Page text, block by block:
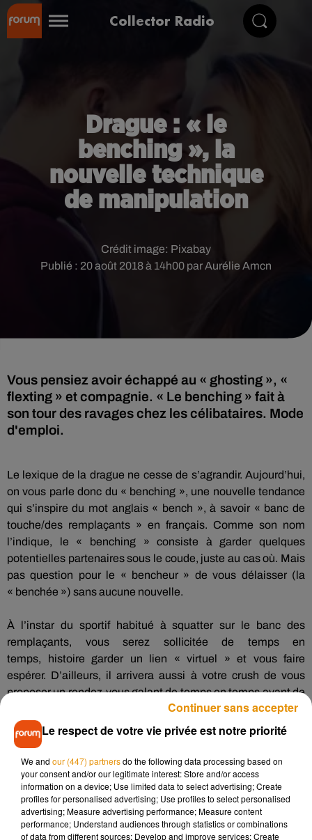
Collector Radio
Drague : « le
benching », la
nouvelle technique
de manipulation
Publié : 20 août 2018 à 14h00 par Aurélie Amcn
Crédit image: Pixabay
Vous pensiez avoir échappé au « ghosting », «
flexting » et compagnie. « Le benching » fait à
son tour des ravages chez les célibataires. Mode
d'emploi.
Le lexique de la drague ne cesse de s’agrandir. Aujourd’hui,
on vous parle donc du « benching », une nouvelle tendance
qui s’inspire du mot anglais « bench », à savoir « banc de
touche/des remplaçants » en français. Comme son nom
l’indique, le «
benching
» consiste à garder quelques
potentielles partenaires sous le coude, juste au cas où. Mais
pas question pour le « bencheur » de vous délaisser (la
« benchée ») sans aucune nouvelle.
À l’instar du sportif habitué à squatter sur le banc des
remplaçants, vous serez sollicitée de temps en
temps, histoire
garder un lien « virtuel » et vous faire
espérer. D’ailleurs, il arrivera aussi à votre crush de vous
proposer un rendez-vous galant de temps en temps avant de
rapidement se raviser prétextant une urgence ou un
imprévu.
Pour JasonChen, journaliste pour leNew York Magazine
scénario est toujours le même. Et pour cause, il a lui-même
été victime de « benching ». Il raconte : «Les textos arrivent
de temps en temps et suivent toujours le même modèle :
lien vers un article, unGIFdrôle ou un simple ‘’Hey
Le respect de votre vie privée est notre priorité
We and our (447) partnersdo the following data processing based on
your consent and/or our legitimate interest: Store and/or access
information on a device; Use limited data to select advertising; Create
profiles for personalised advertising; Use profiles to select personalised
advertising; Measure advertising performance; Measure content
performance; Understand audiences through statistics or combinations
of data from different sources; Develop and improve services; Create
Continuer sans accepter